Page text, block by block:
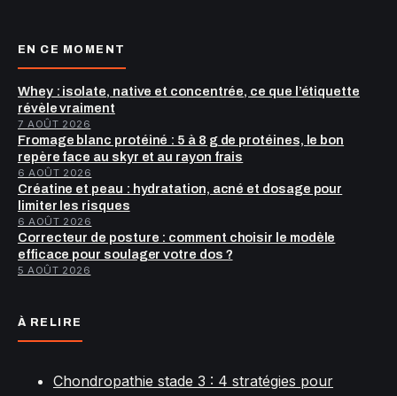
EN CE MOMENT
Whey : isolate, native et concentrée, ce que l’étiquette
révèle vraiment
7 AOÛT 2026
Fromage blanc protéiné : 5 à 8 g de protéines, le bon
repère face au skyr et au rayon frais
6 AOÛT 2026
Créatine et peau : hydratation, acné et dosage pour
limiter les risques
6 AOÛT 2026
Correcteur de posture : comment choisir le modèle
efficace pour soulager votre dos ?
5 AOÛT 2026
À RELIRE
Chondropathie stade 3 : 4 stratégies pour